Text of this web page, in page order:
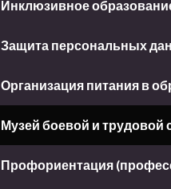
Инклюзивное
Защита персональных
Организация питания в
Музей боевой и
Профориентация